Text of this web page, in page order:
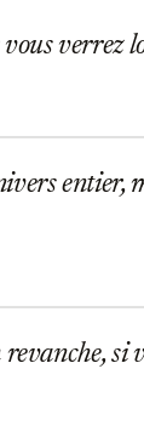
verrez
entier,
si